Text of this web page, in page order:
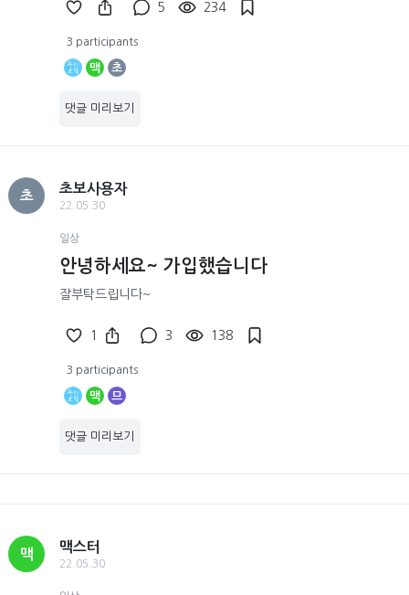
5 234
3 participants
맥 초
댓글 미리보기
초
초보사용자
22.05.30
일상
안녕하세요~ 가입했습니다
잘부탁드립니다~
1 3 138
3 participants
맥 므
댓글 미리보기
맥
맥스터
22.05.30